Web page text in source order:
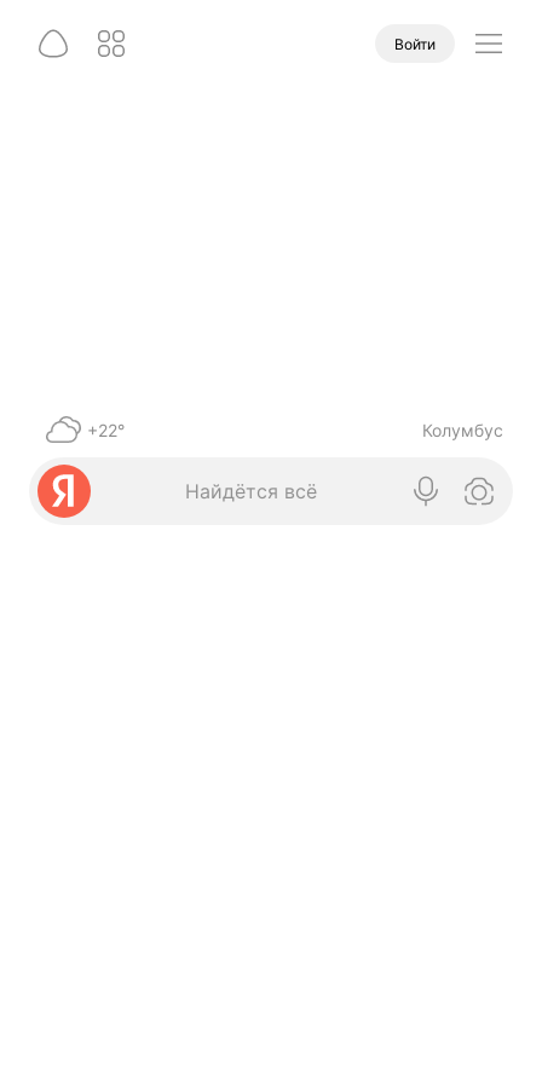
Войти
+22° Колумбус
Найдётся всё